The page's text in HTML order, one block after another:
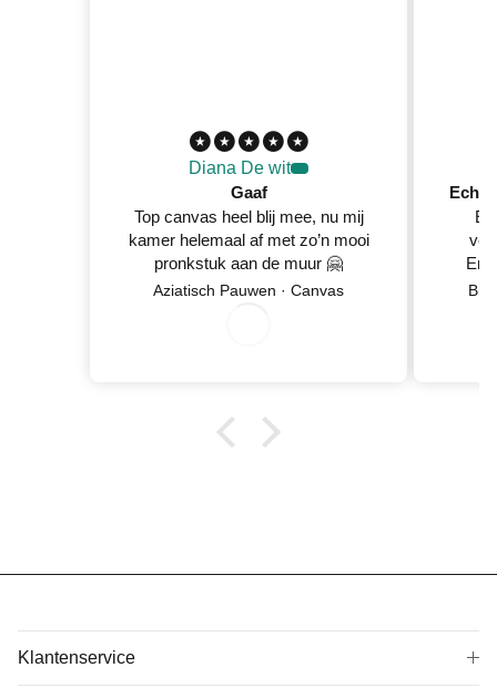
Diana De wit
Gaaf
Top canvas heel blij mee, nu mij
kamer helemaal af met zo’n mooi
pronkstuk aan de muur 🤗
Aziatisch Pauwen · Canvas
8
/
5
2
0
2
En
Klantenservice